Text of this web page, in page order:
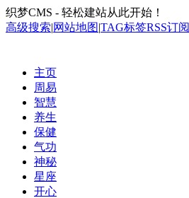
织梦CMS - 轻松建站从此开始！
高级搜索|网站地图|TAG标签RSS订阅
主页
周易
智慧
养生
保健
气功
神秘
星座
开心